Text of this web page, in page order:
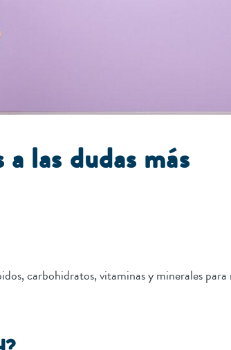
las dudas más
carbohidratos, vitaminas y minerales para